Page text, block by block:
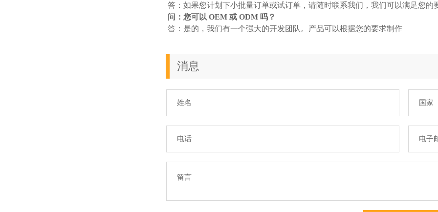
答：如果您计划下小批量订单或试订单，请随时联系我们，我们可以满足您的
问：您可以 OEM 或 ODM 吗？
答：是的，我们有一个强大的开发团队。产品可以根据您的要求制作
消息